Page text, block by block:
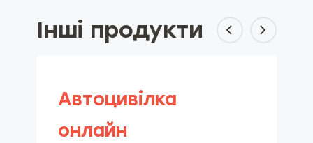
Інші продукти
Автоцивілка
онлайн